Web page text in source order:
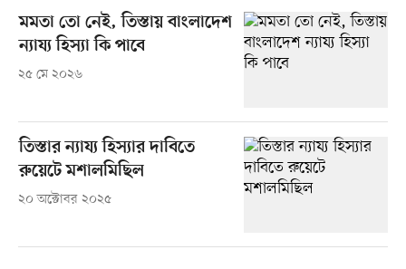
মমতা তো নেই, তিস্তায় বাংলাদেশ
ন্যায্য হিস্যা কি পাবে
২৫ মে ২০২৬
তিস্তার ন্যায্য হিস্যার দাবিতে
রুয়েটে মশালমিছিল
২০ অক্টোবর ২০২৫